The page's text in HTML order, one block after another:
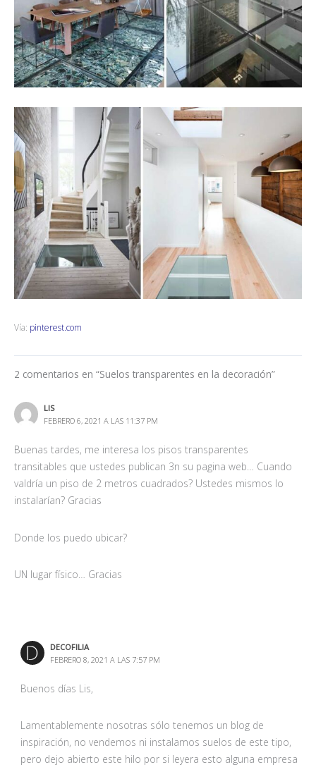
Vía: pinterest.com
2 comentarios en “Suelos transparentes en la decoración”
LIS
FEBRERO 6, 2021 A LAS 11:37 PM
Buenas tardes, me interesa los pisos transparentes
transitables que ustedes publican 3n su pagina web… Cuando
valdría un piso de 2 metros cuadrados? Ustedes mismos lo
instalarían? Gracias
Donde los puedo ubicar?
UN lugar físico… Gracias
DECOFILIA
FEBRERO 8, 2021 A LAS 7:57 PM
Buenos días Lis,
Lamentablemente nosotras sólo tenemos un blog de
inspiración, no vendemos ni instalamos suelos de este tipo,
pero dejo abierto este hilo por si leyera esto alguna empresa